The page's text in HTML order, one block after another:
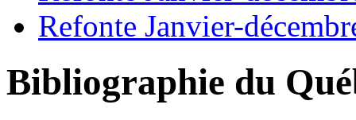
Refonte Janvier-
Bibliographie du